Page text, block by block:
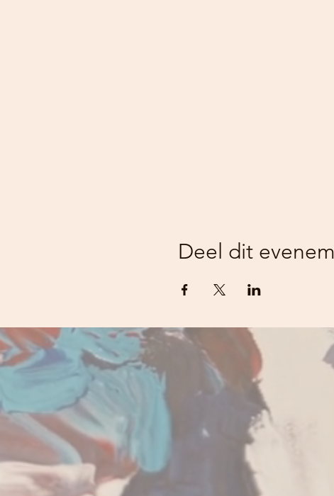
Deel dit